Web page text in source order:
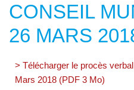
CONSEIL
26 MARS
> Télécharger le procès
Mars 2018 (PDF 3 Mo)